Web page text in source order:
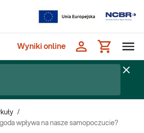
Wyniki online
/
wpływa na nasze samopoczucie?